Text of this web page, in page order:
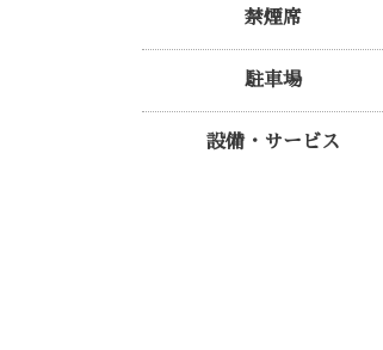
禁煙席
駐車場
設備・サービス